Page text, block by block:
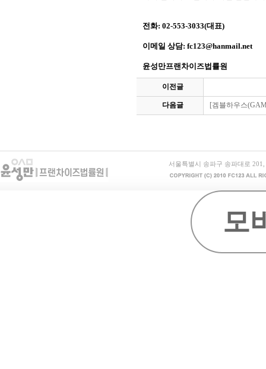
전화: 02-553-3033(대표)
이메일 상담: fc123@hanmail.net
윤성만프랜차이즈법률원
이전글
다음글 [겜블하우스
서울특별시 송파구 송파대로
모